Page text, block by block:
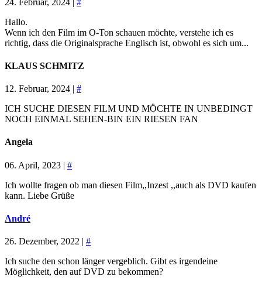
Hallo.
Wenn ich den Film im O-Ton schauen möchte, verstehe ich es
richtig, dass die Originalsprache Englisch ist, obwohl es sich um...
KLAUS SCHMITZ
12. Februar, 2024 | #
ICH SUCHE DIESEN FILM UND MÖCHTE IN UNBEDINGT
NOCH EINMAL SEHEN-BIN EIN RIESEN FAN
Angela
06. April, 2023 | #
Ich wollte fragen ob man diesen Film,,Inzest ,,auch als DVD kaufen
kann. Liebe Grüße
André
26. Dezember, 2022 | #
Ich suche den schon länger vergeblich. Gibt es irgendeine
Möglichkeit, den auf DVD zu bekommen?